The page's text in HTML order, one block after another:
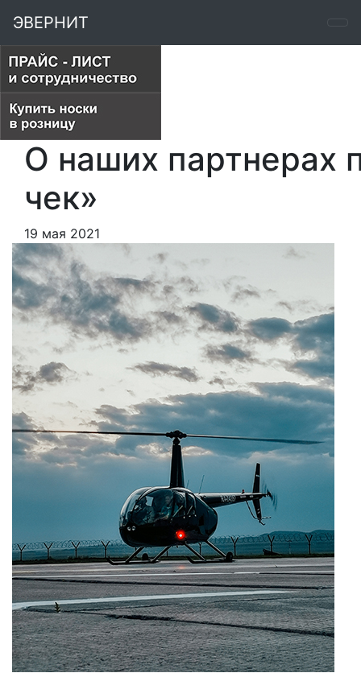
ЭВЕРНИТ
О наших партнерах
чек»
19 мая 2021